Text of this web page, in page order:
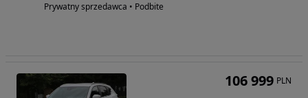
Prywatny sprzedawca • Podbite
106 999 PLN